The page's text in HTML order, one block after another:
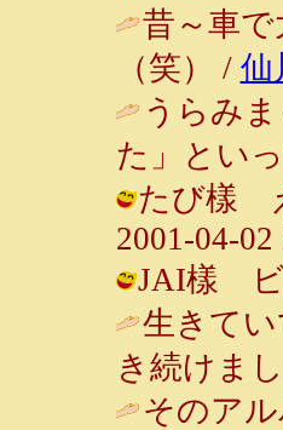
昔～車
（笑） / 仙
うらみ
た」とい
たび樣
2001-04-02
JAI樣 ビ
生きて
き続けま
そのア